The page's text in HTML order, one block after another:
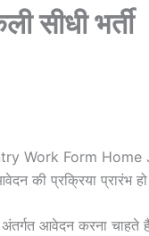
सीधी भर्ती
Work Form
की प्रक्रिया प्रारंभ
आवेदन करना